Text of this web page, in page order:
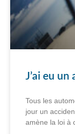
J’ai eu
Tous les
jour un
amène la loi à